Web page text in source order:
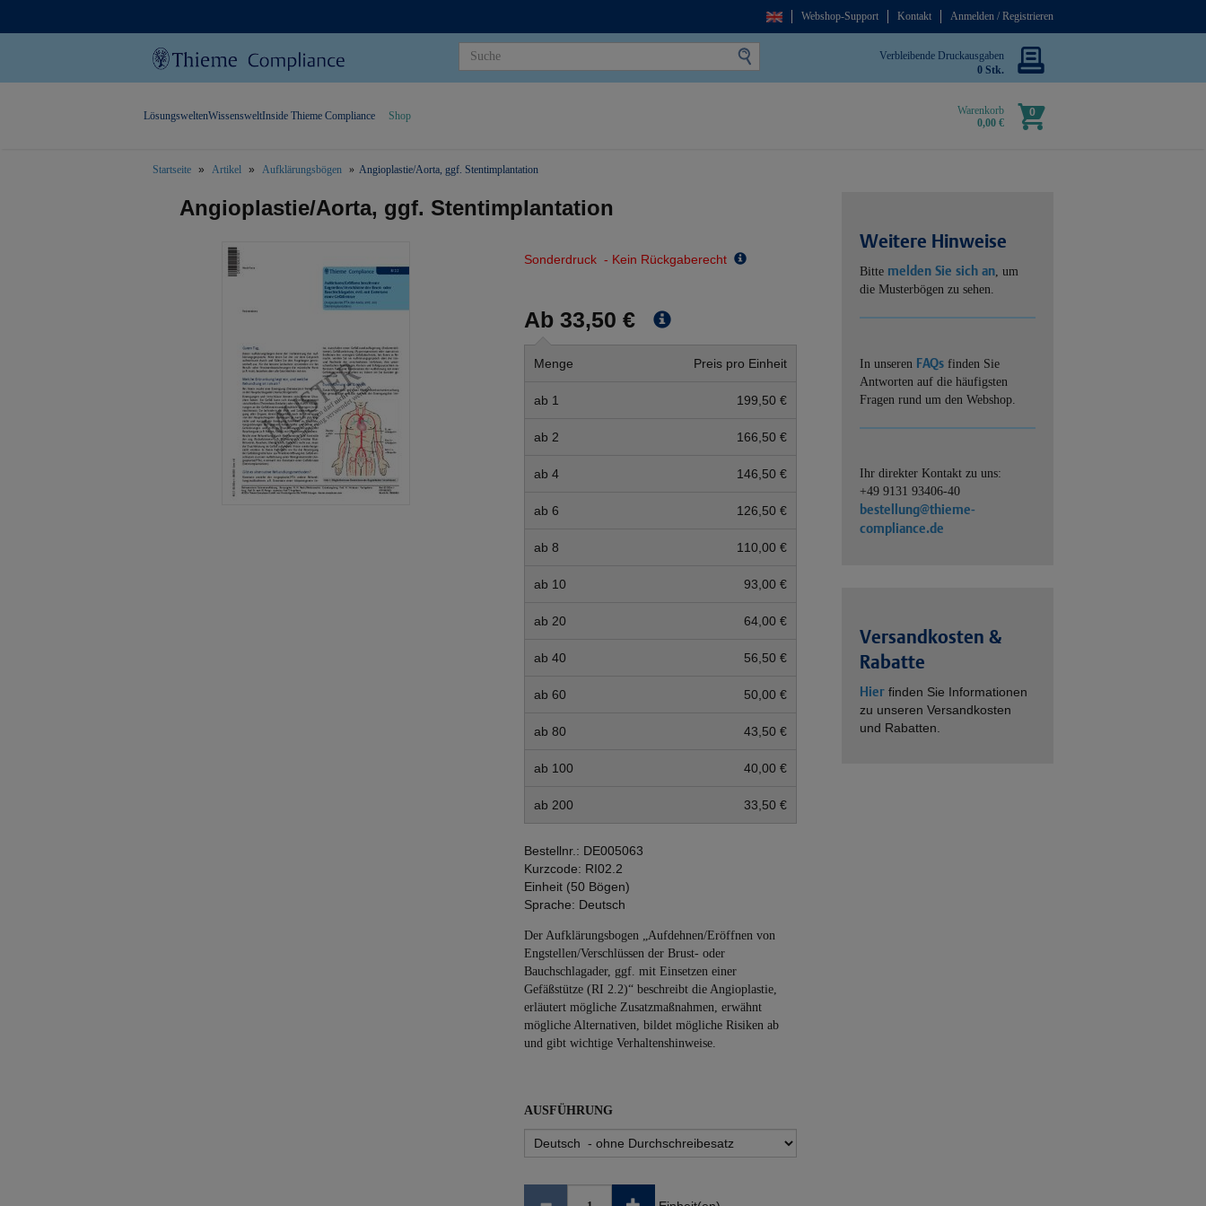
Webshop-Support Kontakt Anmelden / Registrieren
Verbleibende Druckausgaben
0 Stk.
Warenkorb
0,00 €
0
LösungsweltenWissensweltInside Thieme Compliance Shop
Startseite Artikel Aufklärungsbögen Angioplastie/Aorta, ggf. Stentimplantation
Angioplastie/Aorta, ggf. Stentimplantation
Sonderdruck - Kein Rückgaberecht
Ab 33,50 €
Menge Preis pro Einheit
ab 1 199,50 €
ab 2 166,50 €
ab 4 146,50 €
ab 6 126,50 €
ab 8 110,00 €
ab 10 93,00 €
ab 20 64,00 €
ab 40 56,50 €
ab 60 50,00 €
ab 80 43,50 €
ab 100 40,00 €
ab 200 33,50 €
Bestellnr.: DE005063
Kurzcode: RI02.2
Einheit (50 Bögen)
Sprache: Deutsch
Der Aufklärungsbogen „Aufdehnen/Eröffnen von
Engstellen/Verschlüssen der Brust- oder
Bauchschlagader, ggf. mit Einsetzen einer
Gefäßstütze (RI 2.2)“ beschreibt die Angio­plastie,
erläutert mögliche Zusatzmaßnahmen, erwähnt
mögliche Alternativen, bildet mögliche Risiken ab
und gibt wichtige Verhaltenshinweise.
AUSFÜHRUNG
Weitere Hinweise
Bitte melden Sie sich an, um
die Musterbögen zu sehen.
In unseren FAQs finden Sie
Antworten auf die häufigsten
Fragen rund um den Webshop.
Ihr direkter Kontakt zu uns:
+49 9131 93406-40
bestellung@thieme-
compliance.de
Versandkosten &
Rabatte
Hier finden Sie Informationen
zu unseren Versandkosten
und Rabatten.